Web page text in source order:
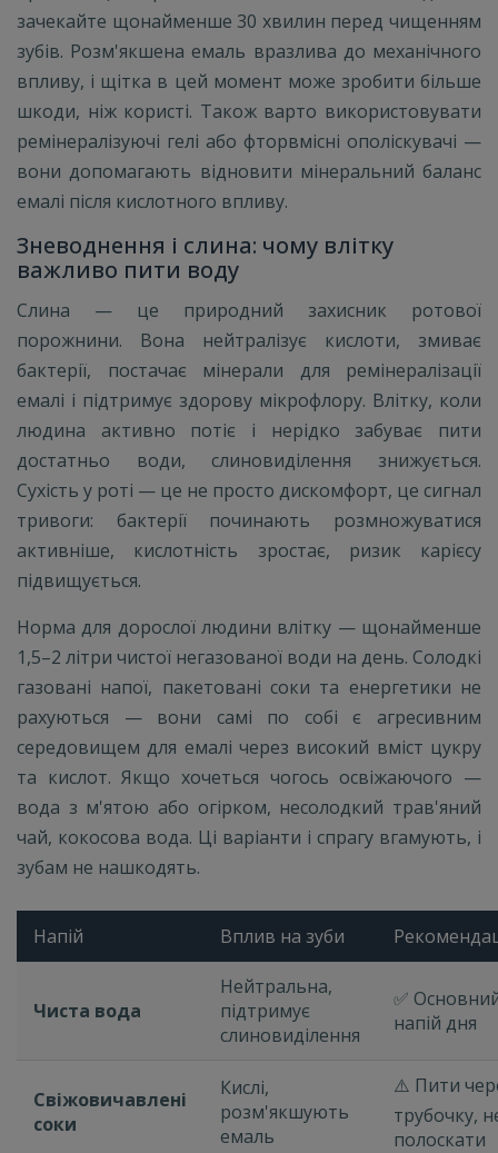
зачекайте щонайменше 30 хвилин перед чищенням
зубів. Розм'якшена емаль вразлива до механічного
впливу, і щітка в цей момент може зробити більше
шкоди, ніж користі. Також варто використовувати
ремінералізуючі гелі або фторвмісні ополіскувачі —
вони допомагають відновити мінеральний баланс
емалі після кислотного впливу.
Зневоднення і слина: чому влітку
важливо пити воду
Слина — це природний захисник ротової
порожнини. Вона нейтралізує кислоти, змиває
бактерії, постачає мінерали для ремінералізації
емалі і підтримує здорову мікрофлору. Влітку, коли
людина активно потіє і нерідко забуває пити
достатньо води, слиновиділення знижується.
Сухість у роті — це не просто дискомфорт, це сигнал
тривоги: бактерії починають розмножуватися
активніше, кислотність зростає, ризик карієсу
підвищується.
Норма для дорослої людини влітку — щонайменше
1,5–2 літри чистої негазованої води на день. Солодкі
газовані напої, пакетовані соки та енергетики не
рахуються — вони самі по собі є агресивним
середовищем для емалі через високий вміст цукру
та кислот. Якщо хочеться чогось освіжаючого —
вода з м'ятою або огірком, несолодкий трав'яний
чай, кокосова вода. Ці варіанти і спрагу вгамують, і
зубам не нашкодять.
Напій Вплив на зуби
Чиста вода
Нейтральна,
підтримує
слиновиділення
✅
напій дня
Свіжовичавлені
соки
Кислі,
розм'якшують
емаль
⚠️ Пити
трубочку,
полоскати